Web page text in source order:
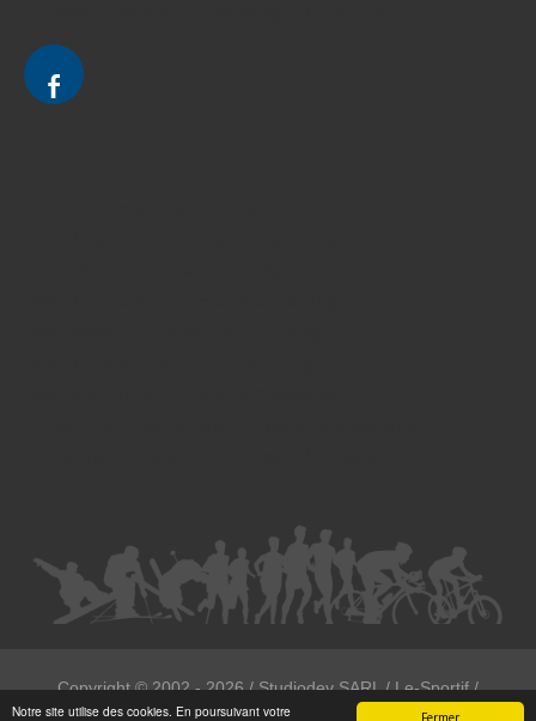
Fermer
Notre site utilise des cookies. En poursuivant votre
Copyright ©2002 - 2026/ Studiodev SARL / Le-Sportif /
Registration4all